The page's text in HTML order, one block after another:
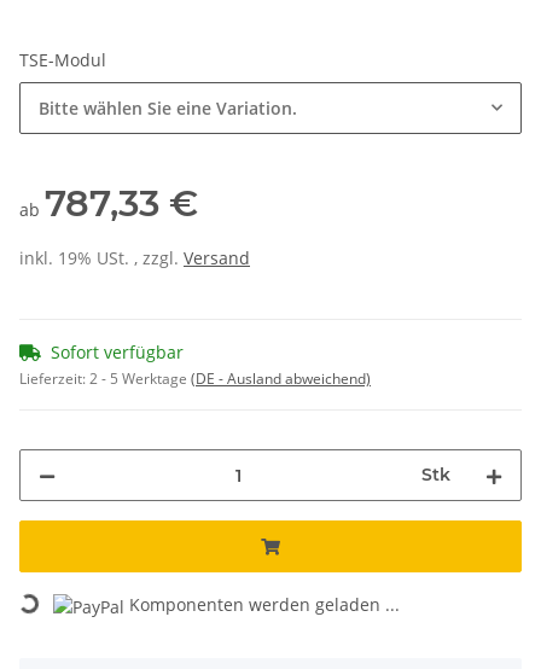
TSE-Modul
Bitte wählen Sie eine Variation.
ab 787,33 €
inkl. 19% USt. , zzgl. Versand
Sofort verfügbar
Lieferzeit:2 - 5 Werktage (DE - Ausland abweichend)
Stk
Loading... Komponenten werden geladen ...